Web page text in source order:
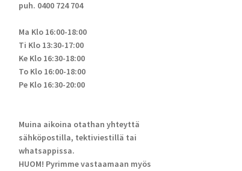
puh. 0400 724 704
Ma Klo 16:00-18:00
Ti Klo 13:30-17:00
Ke Klo 16:30-18:00
To Klo 16:00-18:00
Pe Klo 16:30-20:00
Muina aikoina otathan yhteyttä
sähköpostilla, tektiviestillä tai
whatsappissa.
HUOM! Pyrimme vastaamaan myös